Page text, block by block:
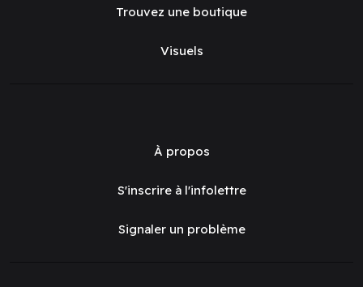
Trouvez une boutique
Visuels
À propos
S'inscrire à l'infolettre
Signaler un problème